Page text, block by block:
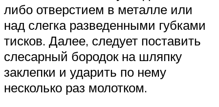
либо отверстием в металле или
над слегка разведенными губками
тисков. Далее, следует поставить
слесарный бородок на шляпку
заклепки и ударить по нему
несколько раз молотком.